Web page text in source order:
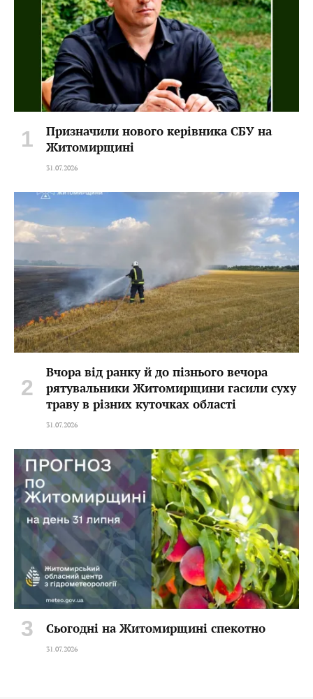
Призначили нового керівника СБУ на
Житомирщині
31.07.2026
Вчора від ранку й до пізнього вечора
рятувальники Житомирщини гасили суху
траву в різних куточках області
31.07.2026
Сьогодні на Житомирщині спекотно
31.07.2026